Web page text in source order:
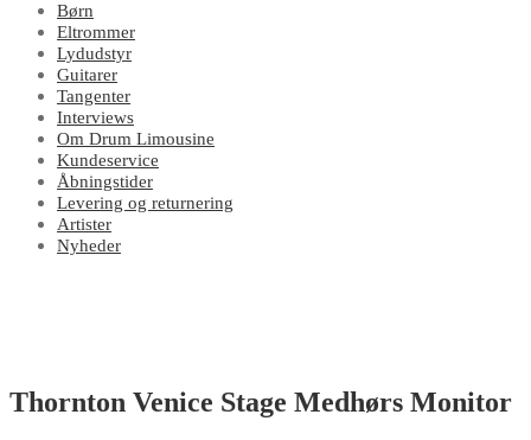
Børn
Eltrommer
Lydudstyr
Guitarer
Tangenter
Interviews
Om Drum Limousine
Kundeservice
Åbningstider
Levering og returnering
Artister
Nyheder
Thornton Venice Stage Medhørs Monitor